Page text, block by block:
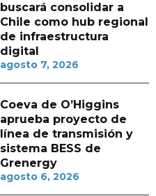
buscará consolidar a
Chile como hub regional
de infraestructura
digital
agosto 7, 2026
Coeva de O’Higgins
aprueba proyecto de
línea de transmisión y
sistema BESS de
Grenergy
agosto 6, 2026